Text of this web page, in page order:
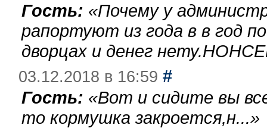
Гость: «Почему у
рапортуют из года в в год
дворцах и денег
03.12.2018 в 16:59 #
Гость: «Вот и сидите вы
то кормушка закроется,н...»